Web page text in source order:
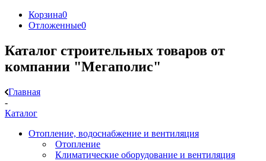
Корзина0
Отложенные0
Каталог строительных товаров от
компании "Мегаполис"
Главная
-
Каталог
Отопление, водоснабжение и вентиляция
Отопление
Климатические оборудование и вентиляция